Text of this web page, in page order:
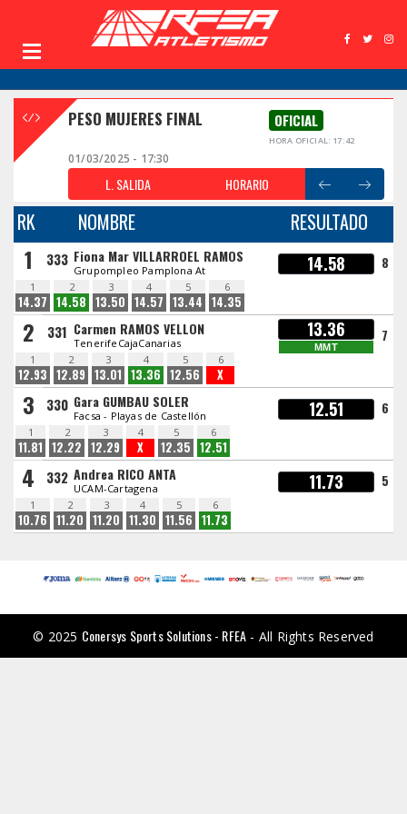
PESO MUJERES FINAL OFICIAL
HORA OFICIAL: 17:42
01/03/2025 - 17:30
L. SALIDA HORARIO
RK NOMBRE RESULTADO
1 333 Fiona Mar VILLARROEL RAMOS
Grupompleo Pamplona At 14.58 8
1
14.37
2
14.58
3
13.50
4
14.57
5
13.44
6
14.35
2 331 Carmen RAMOS VELLON
TenerifeCajaCanarias
13.36
MMT
7
1
12.93
2
12.89
3
13.01
4
13.36
5
12.56
6
X
3 330 Gara GUMBAU SOLER
Facsa - Playas de Castellón 12.51 6
1
11.81
2
12.22
3
12.29
4
X
5
12.35
6
12.51
4 332 Andrea RICO ANTA
UCAM-Cartagena 11.73 5
1
10.76
2
11.20
3
11.20
4
11.30
5
11.56
6
11.73
© 2025 Conersys Sports Solutions - RFEA - All Rights Reserved